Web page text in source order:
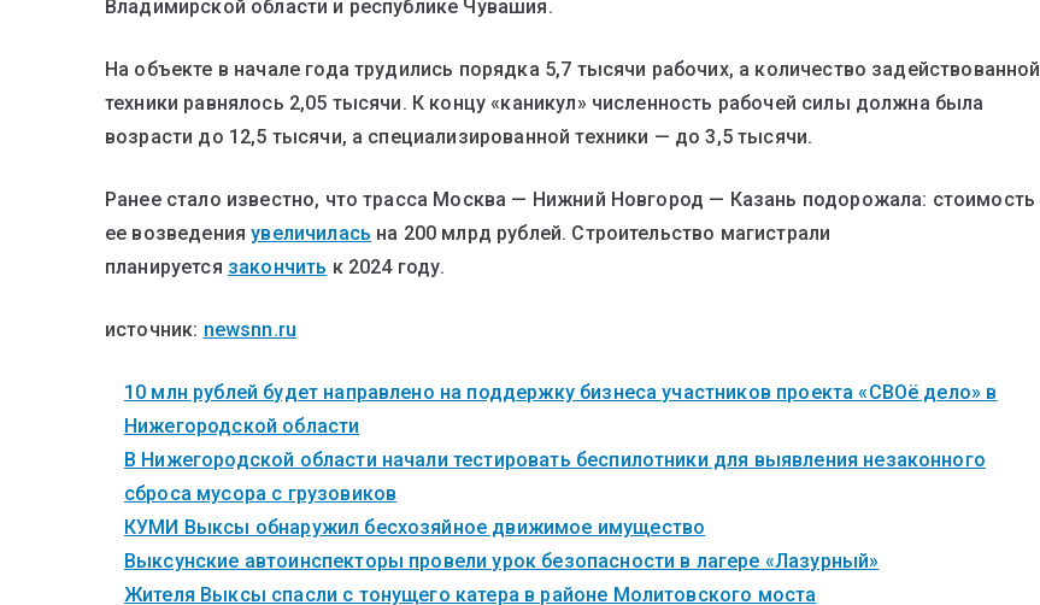
Владимирской области и республике Чувашия.
На объекте в начале года трудились порядка 5,7 тысячи рабочих, а количество задействованной
техники равнялось 2,05 тысячи. К концу «каникул» численность рабочей силы должна была
возрасти до 12,5 тысячи, а специализированной техники — до 3,5 тысячи.
Ранее стало известно, что трасса Москва — Нижний Новгород — Казань подорожала: стоимость
ее возведенияувеличилась на 200 млрд рублей. Строительство магистрали
планируется закончить к 2024 году.
источник: newsnn.ru
10 млн рублей будет направлено на поддержку бизнеса участников проекта «СВОё дело» в
Нижегородской области
В Нижегородской области начали тестировать беспилотники для выявления незаконного
сброса мусора с грузовиков
КУМИ Выксы обнаружил бесхозяйное движимое имущество
Выксунские автоинспекторы провели урок безопасности в лагере «Лазурный»
Жителя Выксы спасли с тонущего катера в районе Молитовского моста